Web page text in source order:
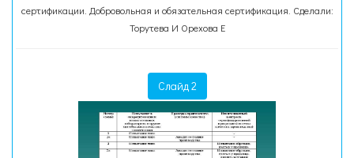
сертификации. Добровольная и обязательная сертификация. Сделали:
Торутева И Орехова Е
Слайд 2